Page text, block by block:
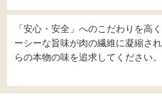
「安心・安全」へのこだわりを高
ーシーな旨味が肉の繊維に凝縮さ
らの本物の味を追求してください。